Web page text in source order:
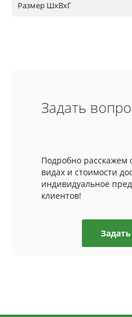
Размер ШxВxГ
Задать
Подробно расскажем
видах и стоимости
индивидуальное
клиентов!